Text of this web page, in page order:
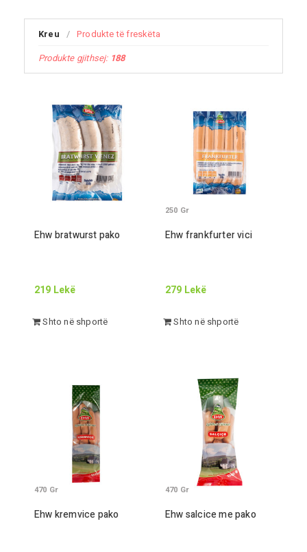
Kreu / Produkte të freskëta
Produkte gjithsej: 188
Ehw bratwurst pako
219 Lekë
Shto në shportë
Ehw frankfurter vici
250 Gr
279 Lekë
Shto në shportë
Ehw kremvice pako
470 Gr
Ehw salcice me pako
470 Gr